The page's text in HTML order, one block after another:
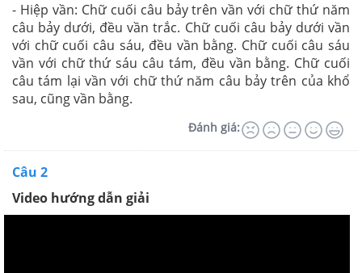
- Hiệp vần: Chữ cuối câu bảy trên vần với chữ thứ năm
câu bảy dưới, đều vần trắc. Chữ cuối câu bảy dưới vần
với chữ cuối câu sáu, đều vần bằng. Chữ cuối câu sáu
vần với chữ thứ sáu câu tám, đều vần bằng. Chữ cuối
câu tám lại vần với chữ thứ năm câu bảy trên của khổ
sau, cũng vần bằng.
Đánh giá:
Câu 2
Video hướng dẫn giải